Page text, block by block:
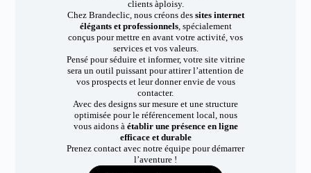
clients àploisy.
Chez Brandeclic, nous créons dessites internet
élégants et professionnels, spécialement
conçus pour mettre en avant votre activité, vos
services et vos valeurs.
Pensé pour séduire et informer, votre site vitrine
sera un outil puissant pour attirer l’attention de
vos prospects et leur donner envie de vous
contacter.
Avec des designs sur mesure et une structure
optimisée pour le référencement local, nous
vous aidons à établir une présence en ligne
efficace et durable
Prenez contact avec notre équipe pour démarrer
l’aventure !